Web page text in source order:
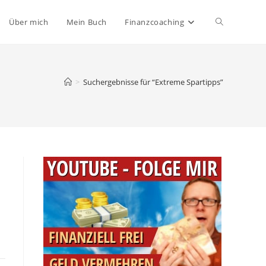
Über mich Mein Buch Finanzcoaching Website-
> Suchergebnisse für“Extreme Spartipps”